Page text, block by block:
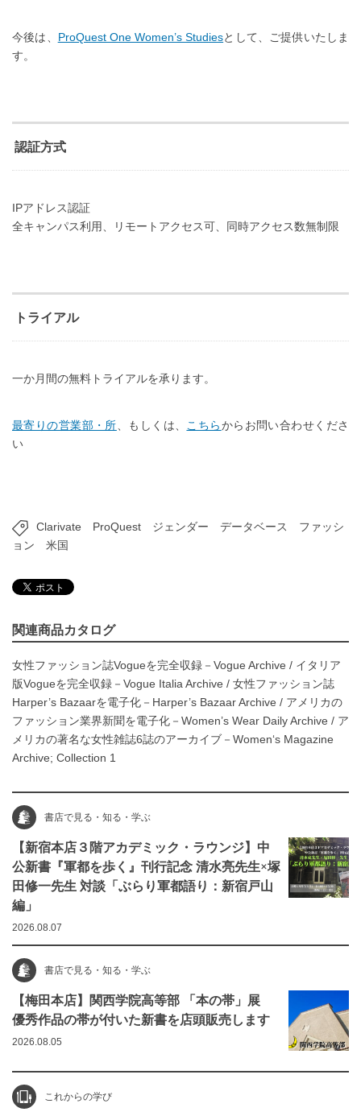
今後は、 ProQuest One Women’s Studiesとして、ご提供いたしま
す。
認証方式
IPアドレス認証
全キャンパス利用、リモートアクセス可、同時アクセス数無制限
トライアル
一か月間の無料トライアルを承ります。
最寄りの営業部・所、もしくは、 こちらからお問い合わせくださ
い
Clarivate ProQuest ジェンダー データベース
ファッシ
ョン
米国
関連商品カタログ
女性ファッション誌Vogueを完全収録－Vogue Archive / イタリア
版Vogueを完全収録－Vogue Italia Archive / 女性ファッション誌
Harper’s Bazaarを電子化－Harper’s Bazaar Archive / アメリカの
ファッション業界新聞を電子化－Women’s Wear Daily Archive / ア
メリカの著名な女性雑誌6誌のアーカイブ－Women‘s Magazine
Archive; Collection 1
書店で見る・知る・学ぶ
【新宿本店３階アカデミック・ラウンジ】中
公新書『軍都を歩く』刊行記念 清水亮先生×塚
田修一先生 対談「ぶらり軍都語り：新宿戸山
編」
2026.08.07
書店で見る・知る・学ぶ
【梅田本店】関西学院高等部 「本の帯」展
優秀作品の帯が付いた新書を店頭販売します
2026.08.05
これからの学び